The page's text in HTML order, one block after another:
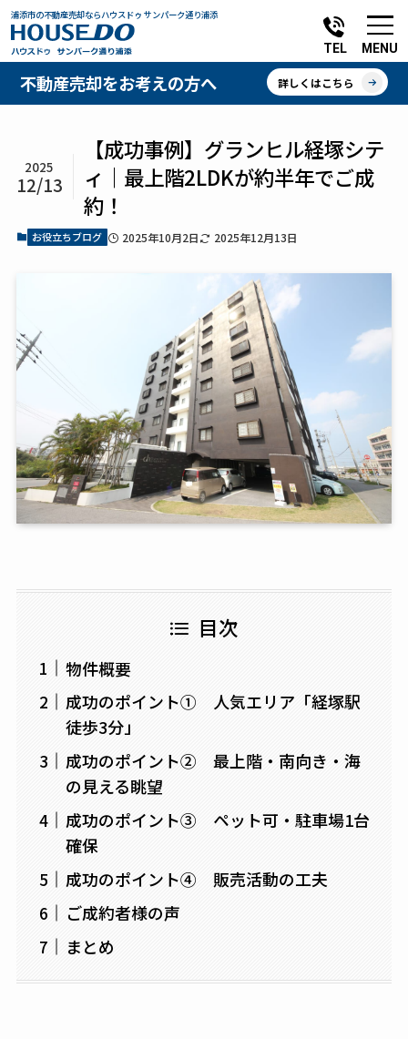
浦添市の不動産売却ならハウスドゥ サンパーク通り浦添
TEL
不動産売却をお考えの方へ 詳しくはこちら
MENU
【成功事例】グランヒル経塚シテ
ィ｜最上階2LDKが約半年でご成
約！
2025
12/13
お役立ちブログ 2025年10月2日 2025年12月13日
目次
物件概要
成功のポイント① 人気エリア「経塚駅
徒歩3分」
成功のポイント② 最上階・南向き・海
の見える眺望
成功のポイント③ ペット可・駐車場1台
確保
成功のポイント④ 販売活動の工夫
ご成約者様の声
まとめ